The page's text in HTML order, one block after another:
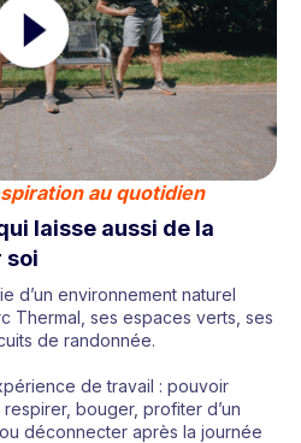
au quotidien
laisse aussi de la
soi
d’un environnement naturel
Thermal, ses espaces verts, ses
de randonnée.
de travail : pouvoir
bouger, profiter d’un
déconnecter après la journée